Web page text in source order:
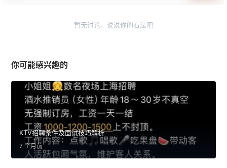
暂无讨论，说说你的看法吧
你可能感兴趣的
KTV招聘条件及面试技巧解析
7 个月前